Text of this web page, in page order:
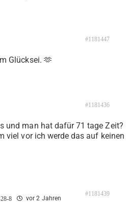
#1181447
Glücksei. 🫶
#1181436
und man hat dafür 71 tage Zeit?
viel vor ich werde das auf keinen
8 vor 2 Jahren
#1181439